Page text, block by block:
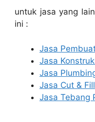
untuk jasa yang
ini :
Jasa
Jasa
Jasa
Jasa Cut & Fill
Jasa Tebang